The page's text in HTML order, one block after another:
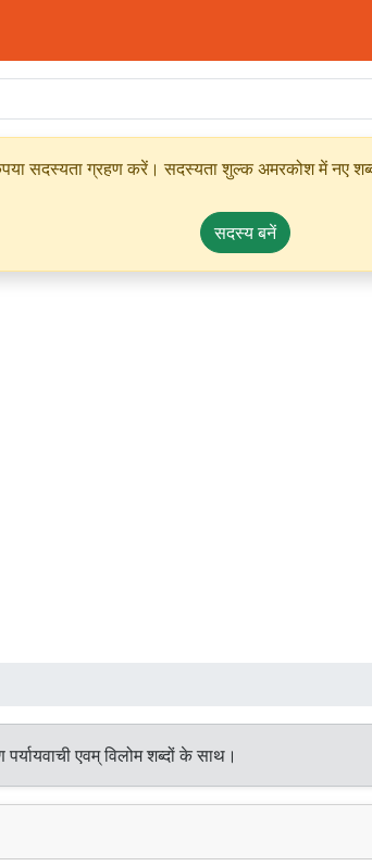
सदस्यता ग्रहण करें। सदस्यता शुल्क अमरकोश में नए
सदस्य बनें
एवम् विलोम शब्दों के साथ।